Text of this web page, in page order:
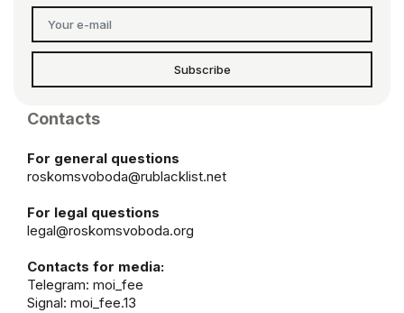
Subscribe
Contacts
For general questions
roskomsvoboda@rublacklist.net
For legal questions
legal@roskomsvoboda.org
Contacts for media:
Telegram: moi_fee
Signal: moi_fee.13